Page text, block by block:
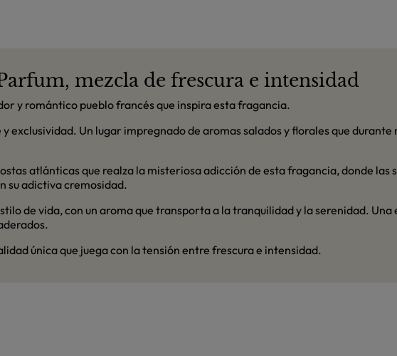
mezcla de frescura e intensidad
y romántico pueblo francés que inspira esta fragancia.
exclusividad. Un lugar impregnado de aromas salados y florales que durante
atlánticas que realza la misteriosa adicción de esta fragancia, donde
su adictiva cremosidad.
de vida, con un aroma que transporta a la tranquilidad y la serenidad.
única que juega con la tensión entre frescura e intensidad.